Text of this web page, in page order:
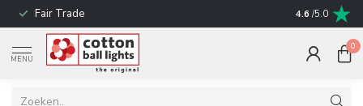
Fair Trade Snelle
4.6 /5.0
MENU
0